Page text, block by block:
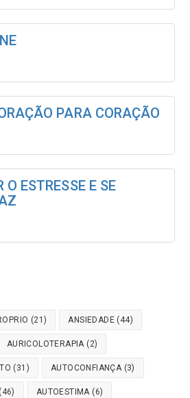
PARA CORAÇÃO
ESTRESSE E SE
(21) ANSIEDADE (44)
AURICOLOTERAPIA(2)
(31) AUTOCONFIANÇA(3)
(46) AUTOESTIMA(6)